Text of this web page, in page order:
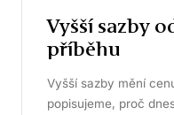
Vyšší sazby
příběhu
Vyšší sazby mění
popisujeme, proč